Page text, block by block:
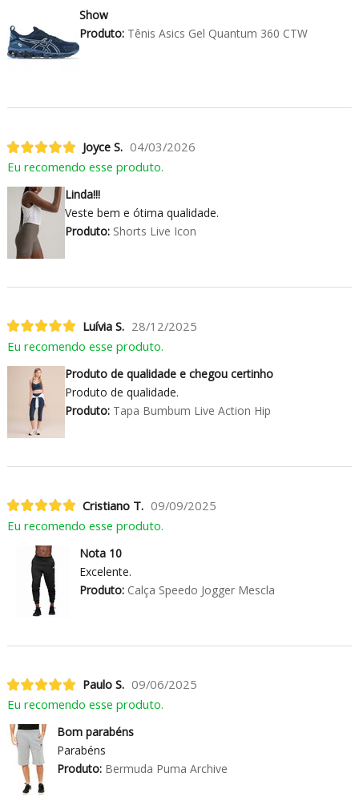
Show
Produto:Tênis Asics Gel Quantum 360 CTW
Joyce S. 04/03/2026
Eu recomendo esse produto.
Linda!!!
Veste bem e ótima qualidade.
Produto:Shorts Live Icon
Luívia S. 28/12/2025
Eu recomendo esse produto.
Produto de qualidade e chegou certinho
Produto de qualidade.
Produto:Tapa Bumbum Live Action Hip
Cristiano T. 09/09/2025
Eu recomendo esse produto.
Nota 10
Excelente.
Produto:Calça Speedo Jogger Mescla
Paulo S. 09/06/2025
Eu recomendo esse produto.
Bom parabéns
Parabéns
Produto:Bermuda Puma Archive